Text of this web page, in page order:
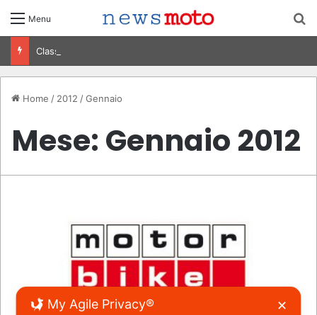
Menu
Classifiche MotoGP 2026: Piloti, Costruttori e Mondiale
Home / 2012 /Gennaio
Mese: Gennaio 2012
My Agile Privacy® ✕